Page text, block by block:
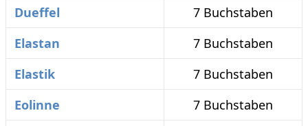
Dueffel
7 Buchstaben
Elastan
7 Buchstaben
Elastik
7 Buchstaben
Eolinne
7 Buchstaben